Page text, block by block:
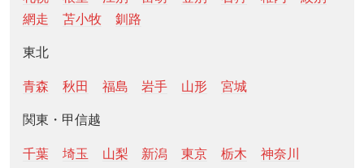
網走
苫小牧 釧路
東北
青森 秋田 福島 岩手 山形 宮城
関東・甲信越
千葉 埼玉 山梨 新潟 東京 栃木
神奈川